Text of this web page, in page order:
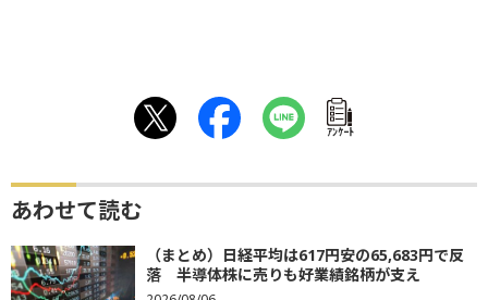
ｱﾝｹｰﾄ
あわせて読む
（まとめ）日経平均は617円安の65,683円で反
落 半導体株に売りも好業績銘柄が支え